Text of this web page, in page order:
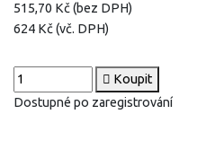
515,70 Kč (bez DPH)
624 Kč (vč. DPH)
Koupit
Dostupné po zaregistrování